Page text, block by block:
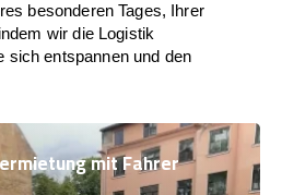
besonderen Tages, Ihrer
wir die Logistik
sich entspannen und den
mit Fahrer